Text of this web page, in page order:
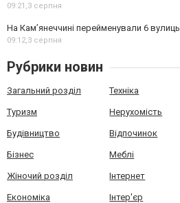
09:21,3 серпня
На Камʼянеччині перейменували 6 вулиць
09:12,3 серпня
Рубрики новин
Загальний розділ Техніка
Туризм Нерухомість
Будівництво Відпочинок
Бізнес Меблі
Жіночий розділ Інтернет
Економіка Інтер'єр